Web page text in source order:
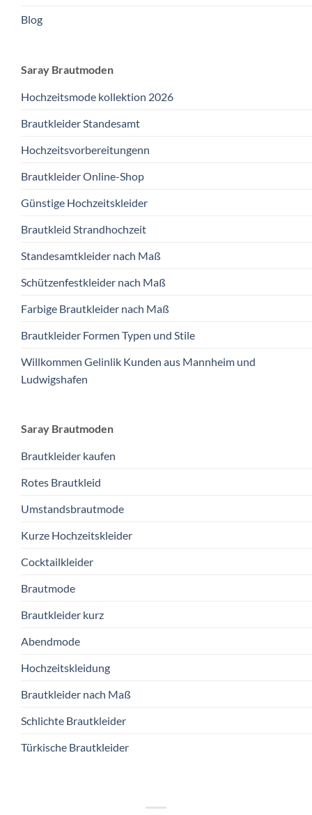
Blog
Saray Brautmoden
Hochzeitsmode kollektion 2026
Brautkleider Standesamt
Hochzeitsvorbereitungenn
Brautkleider Online-Shop
Günstige Hochzeitskleider
Brautkleid Strandhochzeit
Standesamtkleider nach Maß
Schützenfestkleider nach Maß
Farbige Brautkleider nach Maß
Brautkleider Formen Typen und Stile
Willkommen Gelinlik Kunden aus Mannheim und
Ludwigshafen
Saray Brautmoden
Brautkleider kaufen
Rotes Brautkleid
Umstandsbrautmode
Kurze Hochzeitskleider
Cocktailkleider
Brautmode
Brautkleider kurz
Abendmode
Hochzeitskleidung
Brautkleider nach Maß
Schlichte Brautkleider
Türkische Brautkleider